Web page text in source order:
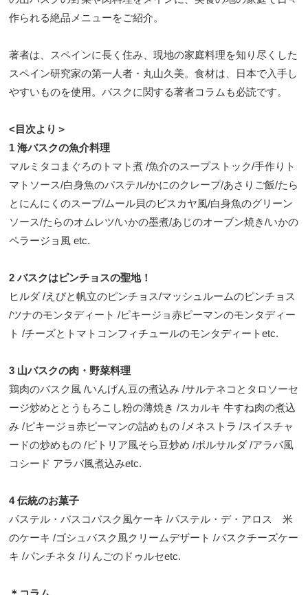
作られる絶品メニューをご紹介。
著者は、スペインに長く住み、現地の家庭料理を知り尽くした
スペイン研究家の第一人者・丸山久美。食材は、日本で入手し
やすいものを使用。バスクに関する著者コラムも必読です。
<目次より＞
1 海バスクの魚介料理
マルミタコまぐろのトマト煮 /魚介のスープストック/手作りト
マトソース/白身魚のパステル/かにのクレープ/あさりご飯/たら
とにんにくのスープ/ムール貝のビスカヤ風/白身魚のグリーン
ソース/たらのオムレツ/いかの墨煮/あじのオーブン焼き/いかの
ペラージョ風 etc.
2 バスクはピンチョスの聖地！
ヒルダ /えびと帆立のピンチョス/マッシュルームのピンチョス
/ツナのモンタディート /ピキージョ赤ピーマンのモンタディー
ト /チーズとトマトコンフィチュールのモンタディートetc.
3 山バスクの肉・野菜料理
鶏肉のバスク風 /いんげん豆の煮込み /サルテネコとタロソーセ
ージ炒めととうもろこし粉の薄焼き /スカルキ 牛すね肉の煮込
み /ピキージョ赤ピーマンの詰めもの /メネストラ /スイスチャ
ードの炒めもの /ビトリア風そら豆炒め /ポルサルダ /アラバ風
コシード アラバ風煮込みetc.
4 伝統のお菓子
パステル・バスコバスク風ケーキ /パステル・デ・アロス 米
のケーキ /ゴシュバスク風クリームデザート /バスクチーズケー
キ /パンチネタ /りんごのドゥルセetc.